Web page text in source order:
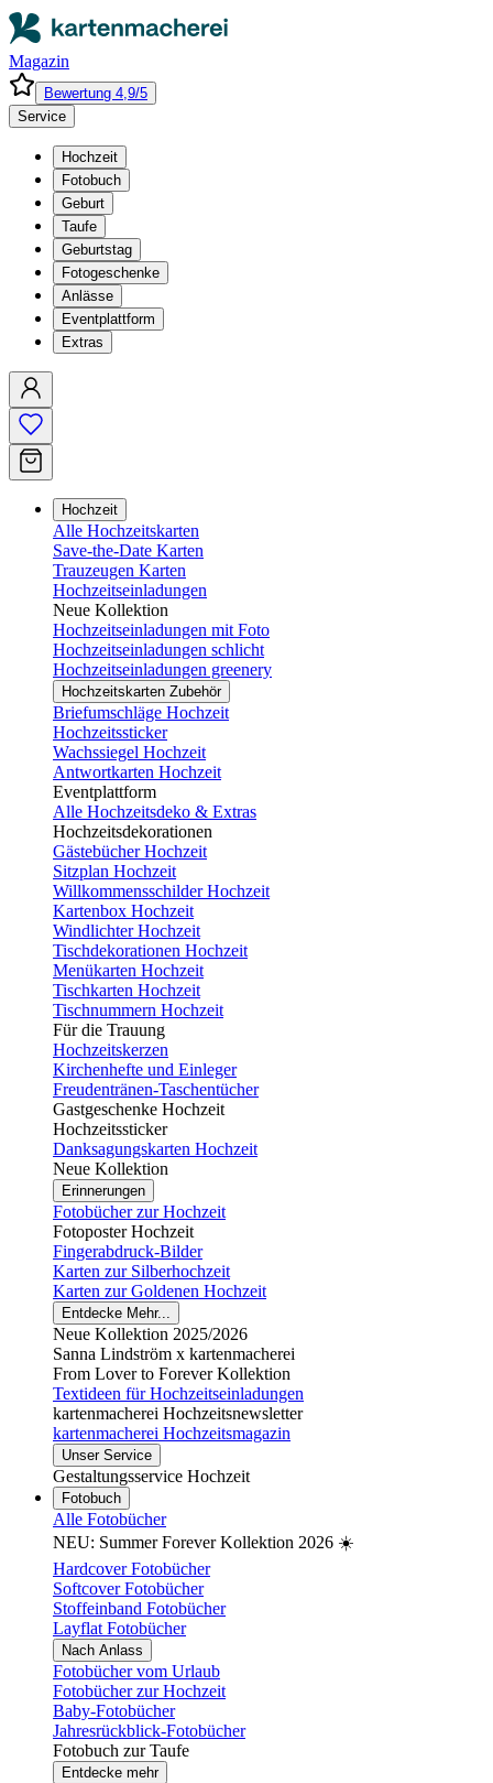
Magazin
Bewertung 4,9/5
Service
Hochzeit
Fotobuch
Geburt
Taufe
Geburtstag
Fotogeschenke
Anlässe
Eventplattform
Extras
Hochzeit
Alle Hochzeitskarten
Save-the-Date Karten
Trauzeugen Karten
Hochzeitseinladungen
Neue Kollektion
Hochzeitseinladungen mit Foto
Hochzeitseinladungen schlicht
Hochzeitseinladungen greenery
Hochzeitskarten Zubehör
Briefumschläge Hochzeit
Hochzeitssticker
Wachssiegel Hochzeit
Antwortkarten Hochzeit
Eventplattform
Alle Hochzeitsdeko & Extras
Hochzeitsdekorationen
Gästebücher Hochzeit
Sitzplan Hochzeit
Willkommensschilder Hochzeit
Kartenbox Hochzeit
Windlichter Hochzeit
Tischdekorationen Hochzeit
Menükarten Hochzeit
Tischkarten Hochzeit
Tischnummern Hochzeit
Für die Trauung
Hochzeitskerzen
Kirchenhefte und Einleger
Freudentränen-Taschentücher
Gastgeschenke Hochzeit
Hochzeitssticker
Danksagungskarten Hochzeit
Neue Kollektion
Erinnerungen
Fotobücher zur Hochzeit
Fotoposter Hochzeit
Fingerabdruck-Bilder
Karten zur Silberhochzeit
Karten zur Goldenen Hochzeit
Entdecke Mehr...
Neue Kollektion 2025/2026
Sanna Lindström x kartenmacherei
From Lover to Forever Kollektion
Textideen für Hochzeitseinladungen
kartenmacherei Hochzeitsnewsletter
kartenmacherei Hochzeitsmagazin
Unser Service
Gestaltungsservice Hochzeit
Fotobuch
Alle Fotobücher
NEU: Summer Forever Kollektion 2026 ☀️
Hardcover Fotobücher
Softcover Fotobücher
Stoffeinband Fotobücher
Layflat Fotobücher
Nach Anlass
Fotobücher vom Urlaub
Fotobücher zur Hochzeit
Baby-Fotobücher
Jahresrückblick-Fotobücher
Fotobuch zur Taufe
Entdecke mehr